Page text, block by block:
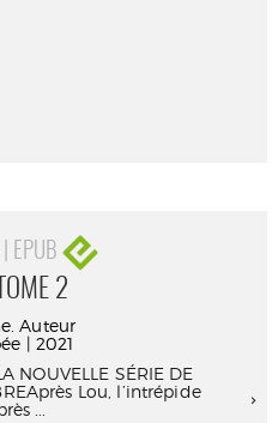
EPUB
2
Auteur
| 2021
NOUVELLE SÉRIE DE
Lou, l’intrépide
...